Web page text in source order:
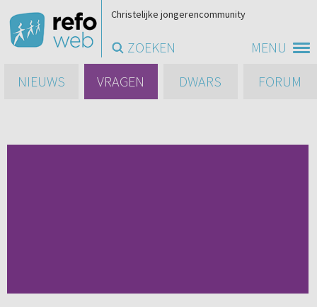
MENU
Christelijke jongerencommunity
ZOEKEN
NIEUWS
VRAGEN DWARS FORUM